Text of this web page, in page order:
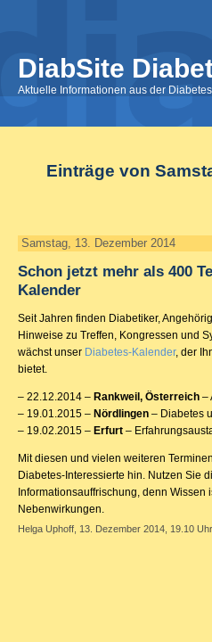
DiabSite
Aktuelle Informationen aus der
Einträge von
Samstag, 13. Dezember 2014
Schon jetzt mehr als 400
Kalender
Seit Jahren finden Diabetiker,
Hinweise zu Treffen, Kongressen und
wächst unser Diabetes-Kalender, der
bietet.
– 22.12.2014 – Rankweil, Österreich –
– 19.01.2015 – Nördlingen – Diabetes
– 19.02.2015 – Erfurt –
Mit diesen und vielen weiteren
Diabetes-Interessierte hin. Nutzen Sie
Informationsauffrischung, denn
Nebenwirkungen.
Helga Uphoff, 13. Dezember 2014, 19.10